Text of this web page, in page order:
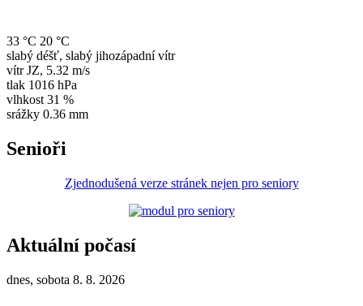
33 °C 20 °C
slabý déšť, slabý jihozápadní vítr
vítr JZ, 5.32 m/s
tlak 1016 hPa
vlhkost 31 %
srážky 0.36 mm
Senioři
Zjednodušená verze stránek nejen pro seniory
Aktuální počasí
dnes, sobota 8. 8. 2026